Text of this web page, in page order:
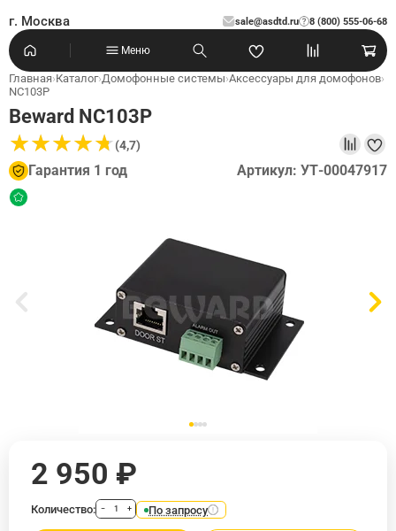
г. Москва sale@asdtd.ru 8 (800) 555-06-68
?
Меню
Главная›Каталог›Домофонные системы›Аксессуары для домофонов›
NC103P
Beward NC103P
★★★★★
★★★★★(4,7)
Гарантия 1 год Артикул: УТ-00047917
2 950 ₽
Количество: − + По запросу